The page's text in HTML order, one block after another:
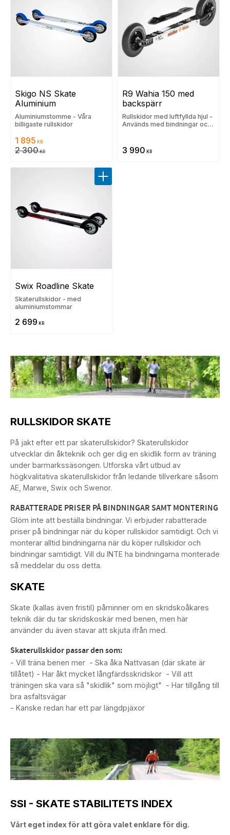
Skigo NS Skate
Aluminium
Aluminiumstomme - Våra
billigaste rullskidor
1 895 KR
2 300KR
R9 Wahia 150 med
backspärr
Rullskidor med luftfyllda hjul -
Används med bindningar och
3 990 KR
Swix Roadline Skate
Skaterullskidor - med
aluminiumstommar
2 699 KR
Lägg till i favoriter
RULLSKIDOR SKATE
På jakt efter ett par skaterullskidor? Skaterullskidor
utvecklar din åkteknik och ger dig en skidlik form av träning
under barmarkssäsongen. Utforska vårt utbud av
högkvalitativa skaterullskidor från ledande tillverkare såsom
AE, Marwe, Swix och Swenor.
RABATTERADE PRISER PÅ BINDNINGAR SAMT MONTERING
Glöm inte att beställa bindningar. Vi erbjuder rabatterade
priser på bindningar när du köper rullskidor samtidigt. Och vi
monterar alltid bindningarna när du köper rullskidor och
bindningar samtidigt. Vill du INTE ha bindningarna monterade
så meddelar du oss detta.
SKATE
Skate (kallas även fristil) påminner om en skridskoåkares
teknik där du tar skridskoskär med benen, men här
använder du även stavar att skjuta ifrån med.
Skaterullskidor passar den som:
- Vill träna benen mer - Ska åka Nattvasan (där skate är
tillåtet) - Har åkt mycket långfärdsskridskor - Vill att
träningen ska vara så "skidlik" som möjligt" - Har tillgång till
bra asfaltsvägar
- Kanske redan har ett par längdpjäxor
SSI - SKATE STABILITETS INDEX
Vårt eget index för att göra valet enklare för dig.